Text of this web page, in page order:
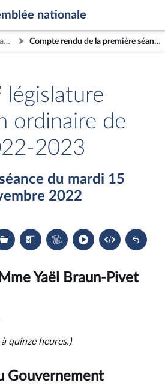
nationale
Comptes rendus des débats en séance Compte rendu de la première séance du mardi 15 novembre 2022
législature
ordinaire de
2023
du mardi 15
2022
Les
textes
examinés
Accéder
au
cahier
Yaël Braun-Pivet
quinze heures.)
Gouvernement